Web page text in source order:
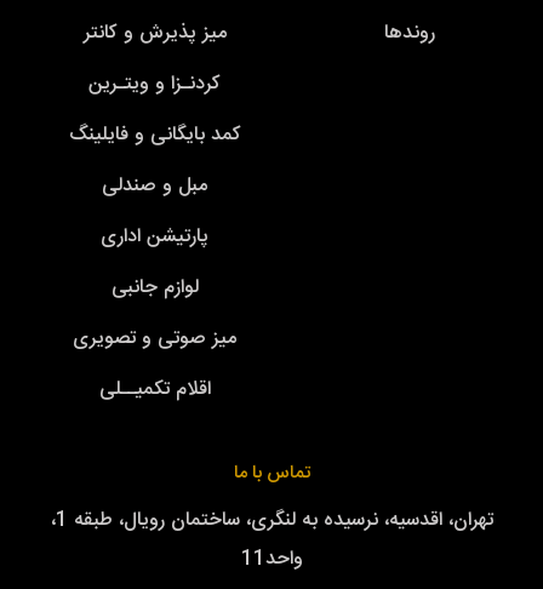
روندها
میز پذیرش و کانتر
کردنـزا و ویتـرین
کمد بایگانی و فایلینگ
مبل و صندلی
پارتیشن اداری
لوازم جانبی
میز صوتی و تصویری
اقلام تکمیــلی
تماس با ما
تهران، اقدسیه، نرسیده به لنگری، ساختمان رویال، طبقه 1،
واحد11